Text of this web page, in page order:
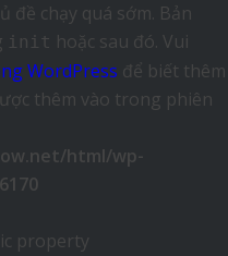
đề chạy quá sớm. Bản
init hoặc sau đó. Vui
WordPress để biết thêm
thêm vào trong phiên
html/wp-
6170
property